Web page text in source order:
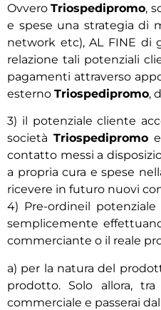
OvveroTriospedipromo,
e spese una strategia di
network etc), AL FINE di
relazione tali potenziali
pagamenti attraverso
esterno Triospedipromo,
3) il potenziale cliente
società Triospedipromo
contatto messi a
a propria cura e spese
ricevere in futuro nuovi
4) Pre-ordineil
semplicemente
commerciante o il reale
a) per la natura del
prodotto. Solo allora,
commerciale e passerai